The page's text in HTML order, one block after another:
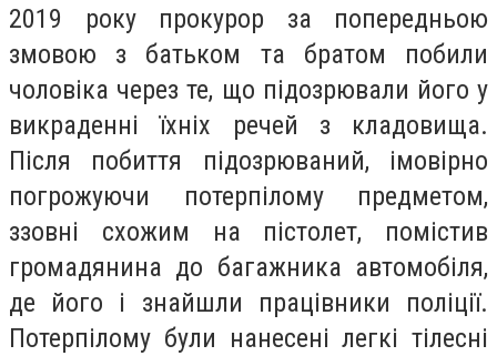
2019 року прокурор за попередньою
змовою з батьком та братом побили
чоловіка через те, що підозрювали його у
викраденні їхніх речей з кладовища.
Після побиття підозрюваний, імовірно
погрожуючи потерпілому предметом,
ззовні схожим на пістолет, помістив
громадянина до багажника автомобіля,
де його і знайшли працівники поліції.
Потерпілому були нанесені легкі тілесні